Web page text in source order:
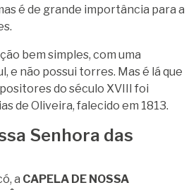
é de grande importância para a
bem simples, com uma
e não possui torres. Mas é lá que
do século XVIII foi
de Oliveira, falecido em 1813.
Senhora das
a CAPELA DE NOSSA